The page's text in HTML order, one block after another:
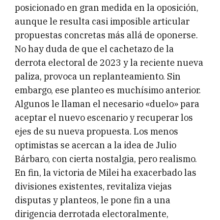
posicionado en gran medida en la oposición,
aunque le resulta casi imposible articular
propuestas concretas más allá de oponerse.
No hay duda de que el cachetazo de la
derrota electoral de 2023 y la reciente nueva
paliza, provoca un replanteamiento. Sin
embargo, ese planteo es muchísimo anterior.
Algunos le llaman el necesario «duelo» para
aceptar el nuevo escenario y recuperar los
ejes de su nueva propuesta. Los menos
optimistas se acercan a la idea de Julio
Bárbaro, con cierta nostalgia, pero realismo.
En fin, la victoria de Milei ha exacerbado las
divisiones existentes, revitaliza viejas
disputas y planteos, le pone fin a una
dirigencia derrotada electoralmente,